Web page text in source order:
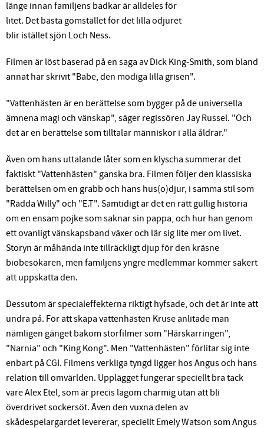
länge innan familjens badkar är alldeles för
litet. Det bästa gömstället för det lilla odjuret
blir istället sjön Loch Ness.
Filmen är löst baserad på en saga av Dick King-Smith, som bland
annat har skrivit "Babe, den modiga lilla grisen".
"Vattenhästen är en berättelse som bygger på de universella
ämnena magi och vänskap", säger regissören Jay Russel. "Och
det är en berättelse som tilltalar människor i alla åldrar."
Även om hans uttalande låter som en klyscha summerar det
faktiskt "Vattenhästen" ganska bra. Filmen följer den klassiska
berättelsen om en grabb och hans hus(o)djur, i samma stil som
"Rädda Willy" och "E.T". Samtidigt är det en rätt gullig historia
om en ensam pojke som saknar sin pappa, och hur han genom
ett ovanligt vänskapsband växer och lär sig lite mer om livet.
Storyn är måhända inte tillräckligt djup för den kräsne
biobesökaren, men familjens yngre medlemmar kommer säkert
att uppskatta den.
Dessutom är specialeffekterna riktigt hyfsade, och det är inte att
undra på. För att skapa vattenhästen Kruse anlitade man
nämligen gänget bakom storfilmer som "Härskarringen",
"Narnia" och "King Kong". Men "Vattenhästen" förlitar sig inte
enbart på CGI. Filmens verkliga tyngd ligger hos Angus och hans
relation till omvärlden. Upplägget fungerar speciellt bra tack
vare Alex Etel, som är precis lagom charmig utan att bli
överdrivet sockersöt. Även den vuxna delen av
skådespelargardet levererar, speciellt Emely Watson som Angus